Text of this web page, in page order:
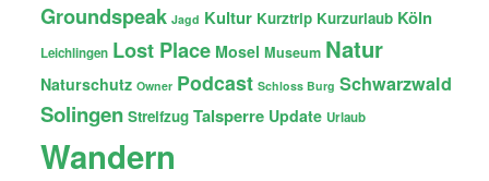
Groundspeak Jagd Kultur Kurztrip Kurzurlaub Köln
Leichlingen Lost Place Mosel Museum Natur
Naturschutz Owner Podcast Schloss Burg Schwarzwald
Solingen Streifzug Talsperre Update Urlaub
Wandern